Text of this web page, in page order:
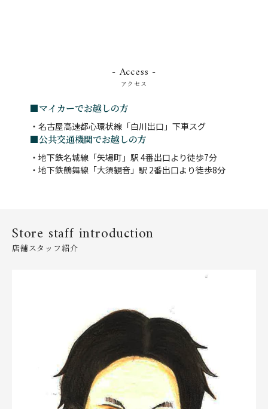
- Access -
アクセス
■マイカーでお越しの方
・名古屋高速都心環状線「白川出口」下車スグ
■公共交通機関でお越しの方
・地下鉄名城線「矢場町」駅 4番出口より徒歩7分
・地下鉄鶴舞線「大須観音」駅 2番出口より徒歩8分
Store staff introduction
店舗スタッフ紹介